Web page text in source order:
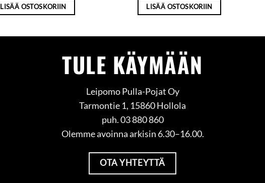
LISÄÄ OSTOSKORIIN LISÄÄ OSTOSKORIIN
TULE KÄYMÄÄN
Leipomo Pulla-Pojat Oy
Tarmontie 1, 15860 Hollola
puh. 03 880 860
Olemme avoinna arkisin 6.30–16.00.
OTA YHTEYTTÄ